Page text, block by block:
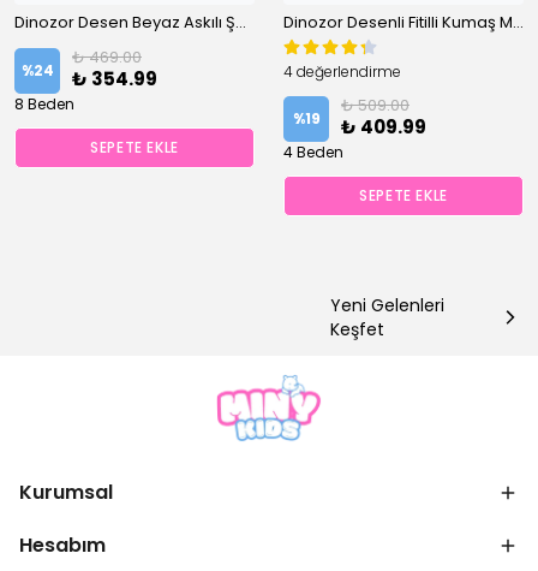
Dinozor Desen Beyaz Askılı Şortlu %100 Pamuklu Erkek Çocuk Pijama Takım
%24
₺ 469.00
₺ 354.99
8 Beden
SEPETE EKLE
Dinozor Desenli Fitilli Kumaş Mavi Şortlu Pijama Takımı
4 değerlendirme
%19
₺ 509.00
₺ 409.99
4 Beden
SEPETE EKLE
Yeni Gelenleri
Keşfet
Kurumsal
Hesabım